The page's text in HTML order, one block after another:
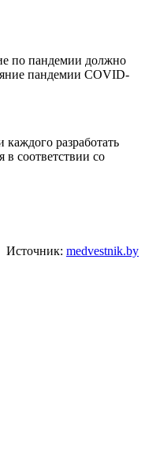
по пандемии должно
пандемии COVID-
разработать
соответствии со
Источник: medvestnik.by